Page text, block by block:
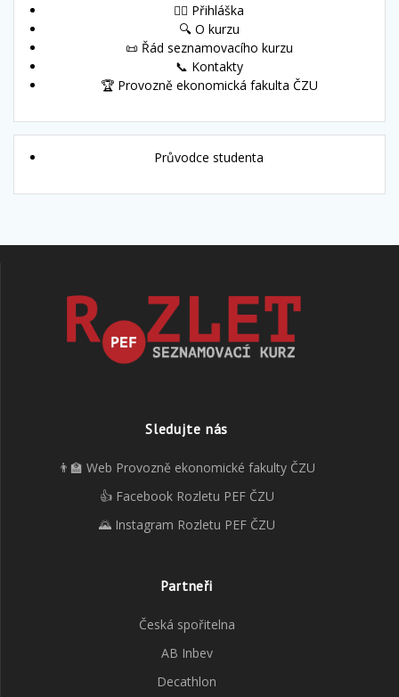
🙋‍♀️ Přihláška
🔍 O kurzu
📜 Řád seznamovacího kurzu
📞 Kontakty
🏆 Provozně ekonomická fakulta ČZU
Průvodce studenta
Sledujte nás
👨‍🏫 Web Provozně ekonomické fakulty ČZU
👍 Facebook Rozletu PEF ČZU
🌄 Instagram Rozletu PEF ČZU
Partneři
Česká spořitelna
AB Inbev
Decathlon